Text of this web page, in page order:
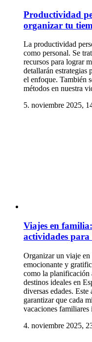
Productividad
organizar tu
La productividad
como personal. Se
recursos para lograr
detallarán estrategias
el enfoque. También
métodos en nuestra
5. noviembre 2025,
Viajes en
actividades para
Organizar un viaje en
emocionante y
como la planificación
destinos ideales en
diversas edades.
garantizar que cada
vacaciones
4. noviembre 2025,